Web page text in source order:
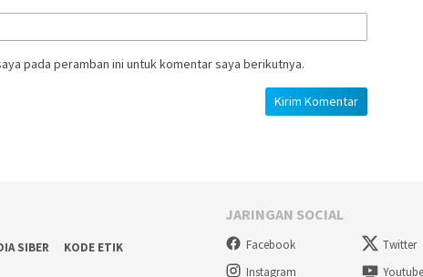
pada peramban ini untuk komentar saya berikutnya.
SIBER
KODE ETIK
JARINGAN SOCIAL
Facebook Twitter
Instagram
Youtube